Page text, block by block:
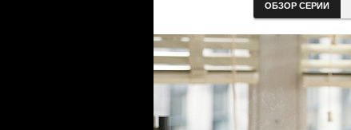
ОБЗОР СЕРИИ